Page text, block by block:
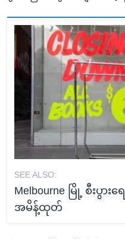
SEE ALSO:
Melbourne မြို့ စီးပွား
အမိန့်ထုတ်